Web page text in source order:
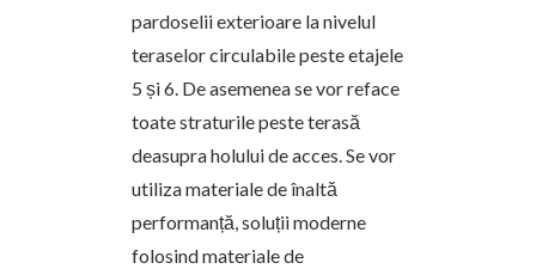
pardoselii exterioare la nivelul
teraselor circulabile peste etajele
5 și 6. De asemenea se vor reface
toate straturile peste terasă
deasupra holului de acces. Se vor
utiliza materiale de înaltă
performanță, soluții moderne
folosind materiale de